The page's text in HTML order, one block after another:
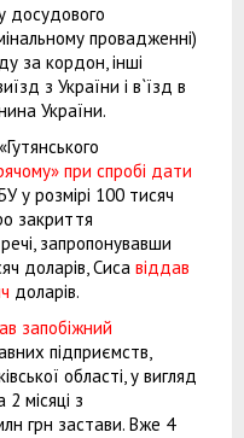
досудового
провадженні)
за кордон, інші
з України і в`їзд в
України.
при спробі дати
у розмірі 100 тисяч
закриття
запропонувавши
доларів, Сиса віддав
доларів.
запобіжний
підприємств,
області, у вигляд
місяці з
грн застави. Вже 4